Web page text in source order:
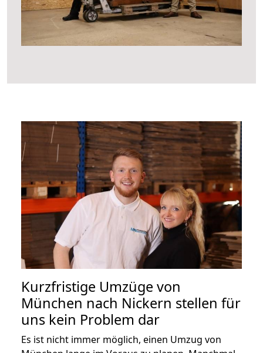
Kurzfristige Umzüge von
München nach Nickern stellen für
uns kein Problem dar
Es ist nicht immer möglich, einen Umzug von